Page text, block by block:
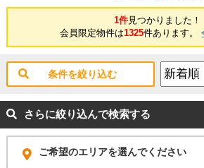
覧予約受付中！★ 当店までお電話いただくか、
「内覧予約・お問い合わせ」フォームよりお問
1件見つかりました！
会員限定物件は1325件あります。
条件を絞り込む
さらに絞り込んで検索する
ご希望のエリアを選んでください